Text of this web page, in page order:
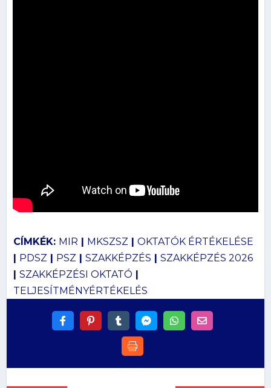
CÍMKÉK: MIR | MKSZSZ | OKTATÓK ÉRTÉKELÉSE
| PDSZ | PSZ | SZAKKÉPZÉS | SZAKKÉPZÉS 2026
| SZAKKÉPZÉSI OKTATÓ |
TELJESÍTMÉNYÉRTÉKELÉS